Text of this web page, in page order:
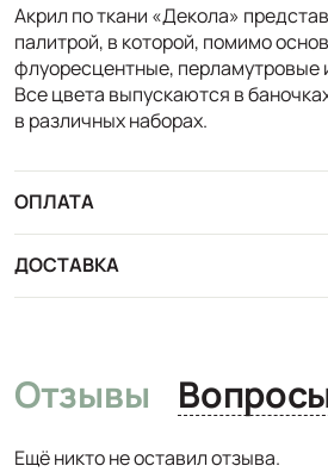
Акрил по ткани «Декола»
палитрой, в которой, помимо
флуоресцентные, перламутровые
Все цвета выпускаются в
в различных наборах.
ОПЛАТА
ДОСТАВКА
Отзывы
Ещё никто не оставил отзыва.